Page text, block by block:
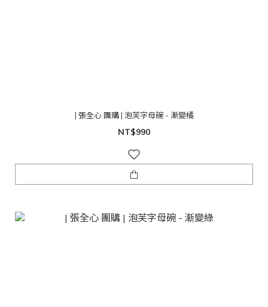
| 張全心 團購 | 泡芙字母碗 - 漸變橘
NT$990